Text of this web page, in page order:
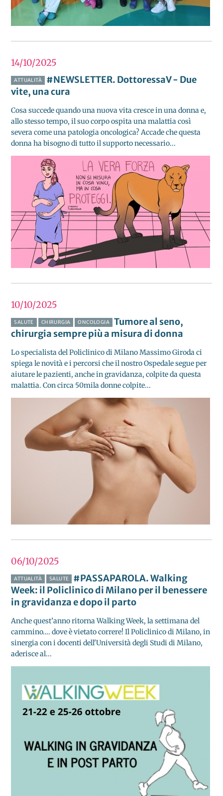
14/102025
ATTUALITÀ
#NEWSLETTER. DottoressaV - Due
vite, una cura
Cosa succede quando una nuova vita cresce in una donna e,
allo stesso tempo, il suo corpo ospita una malattia così
severa come una patologia oncologica? Accade che questa
donna ha bisogno di tutto il supporto necessario...
10/102025
SALUTE CHIRURGIA ONCOLOGIA
Tumore al seno,
chirurgia sempre più a misura di donna
Lo specialista del Policlinico di Milano Massimo Giroda ci
spiega le novità e i percorsi che il nostro Ospedale segue per
aiutare le pazienti, anche in gravidanza, colpite da questa
malattia. Con circa 50mila donne colpite...
06/102025
ATTUALITÀ SALUTE
#PASSAPAROLA. Walking
Week: il Policlinico di Milano per il benessere
in gravidanza e dopo il parto
Anche quest’anno ritorna Walking Week, la settimana del
cammino…. dove è vietato correre! Il Policlinico di Milano, in
sinergia con i docenti dell'Università degli Studi di Milano,
aderisce al...